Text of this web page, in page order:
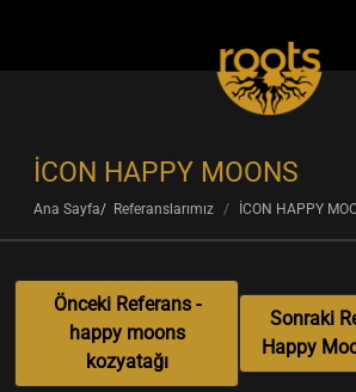
İCON HAPPY MOONS
Ana Sayfa Referanslarımız İCON HAPPY
Önceki Referans -
happy moons
kozyatağı
Sonraki
Happy